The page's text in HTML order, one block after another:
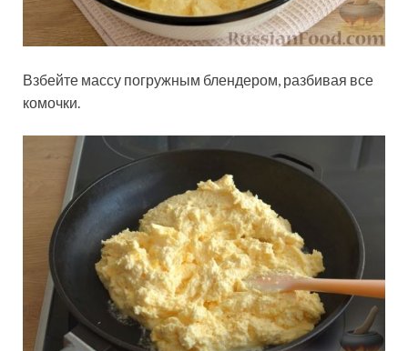
Взбейте массу погружным блендером, разбивая все
комочки.